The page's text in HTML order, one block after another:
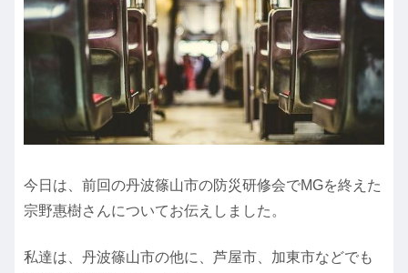
今日は、前回の丹波篠山市の防災研修会でMGを終えた
宗野惠樹さんについてお伝えしました。
私達は、丹波篠山市の他に、芦屋市、加東市などでも